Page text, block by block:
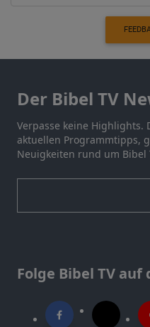
Der Bibel TV
Verpasse keine Highlights.
aktuellen Programmtipps,
Neuigkeiten rund um Bibel
Folge Bibel TV